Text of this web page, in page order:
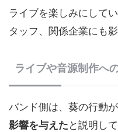
ライブを楽しみにして
タッフ、関係企業にも
ライブや音源制作へ
バンド側は、葵の行動が
影響を与えた と説明し